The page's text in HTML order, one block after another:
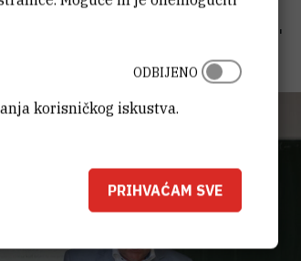
znanstvenim saznanjima, već
okoliša i održive poljoprivrede,''
korisničkog iskustva.
ODBIJENO
PRIHVAĆAM SVE